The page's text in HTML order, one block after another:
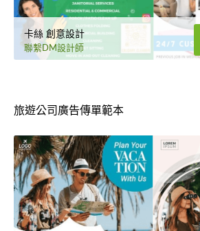
卡絲 創意設計
聯繫DM設計師
旅遊公司廣告傳單範本